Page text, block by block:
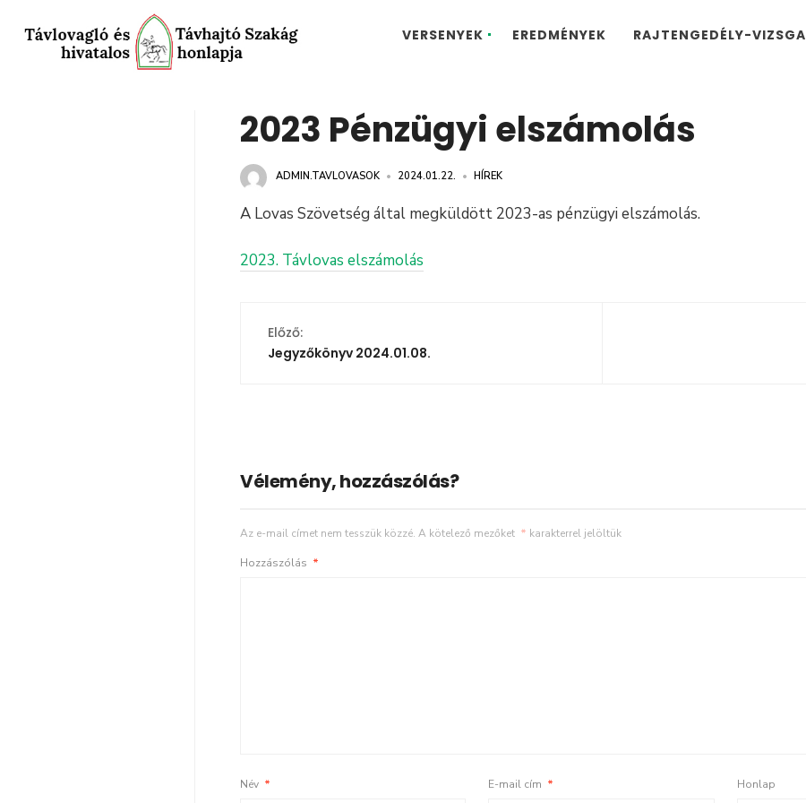
VERSENYEK EREDMÉNYEK RAJTENGEDÉLY-VIZSGA
2023 Pénzügyi elszámolás
ADMIN.TAVLOVASOK • 2024.01.22. • HÍREK
A Lovas Szövetség által megküldött 2023-as pénzügyi elszámolás.
2023. Távlovas elszámolás
Előző:
Jegyzőkönyv 2024.01.08.
Vélemény, hozzászólás?
Az e-mail címet nem tesszük közzé. A kötelező mezőket * karakterrel jelöltük
Hozzászólás *
Név * E-mail cím * Honlap